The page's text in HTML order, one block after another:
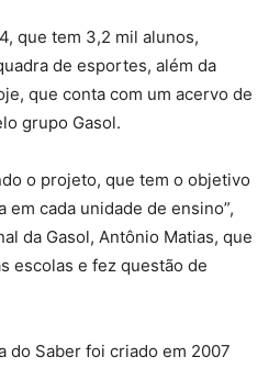
que tem 3,2 mil alunos,
de esportes, além da
que conta com um acervo de
grupo Gasol.
o projeto, que tem o objetivo
cada unidade de ensino”,
da Gasol, Antônio Matias, que
escolas e fez questão de
do Saber foi criado em 2007